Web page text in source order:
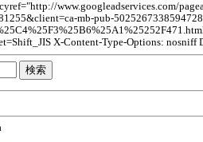
www.googleadservices.com/
mb-pub-
X-Content-Type-Options: